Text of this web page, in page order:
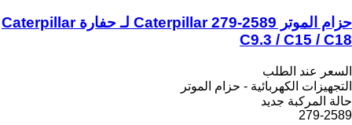
حزام الموتر Caterpillar 279-2589 لـ حفارة Caterpillar
C9.3 / C15 / C18
السعر عند الطلب
التجهيزات الكهربائية - حزام الموتر
حالة المركبة جديد
279-2589